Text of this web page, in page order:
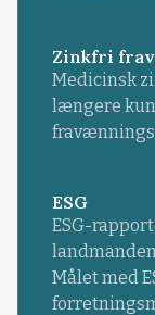
Zinkfri
Medicinsk
længere
ESG
ESG-
Målet med